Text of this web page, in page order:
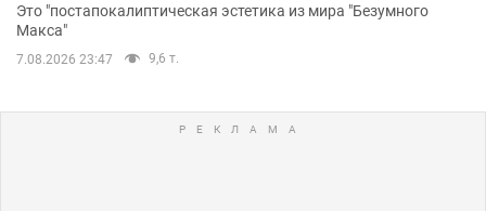
Это "постапокалиптическая эстетика из мира "Безумного
Макса"
7.08.2026 23:47 9,6 т.